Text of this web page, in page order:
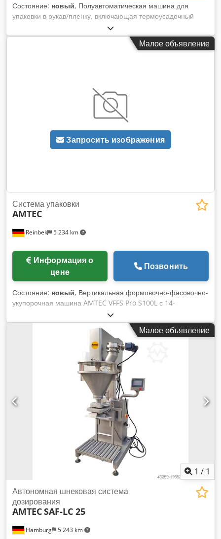
Состояние: новый, Полуавтоматическая машина для
упаковки в рукав/пленку, включающая термоусадочный
туннель для упаковки крупногабаритной продукции.
Технические данные рукавного пакера: Макс. Частота
цикла машины на холостом ходу: 10 циклов/минуту; Макс.
воздух: макс. 0,6 МПа; Расход сжатого воздуха: 0,1м³/мин;
Размеры: Д1100xШ1100xВ2250 мм. Технические данные
термоусадочного туннеля: Подходящая пленка:
полиэтиленовая или ПВХ-пленка; Макс. подходящий
размер продукта: Ш450xВ350 мм; Пропускная способность
макс. 13м/мин; Электропитание: ~380В, 50Гц; Djdpfx Aqev
Hp U Sowjkr Потребляемая мощность: 24 кВт; Размеры:
Малое объявление
Запросить изображения
Reinbek 5 234 km
Система упаковки
AMTEC
цене
Позвонить
Состояние: новый, Вертикальная формовочно-фасовочно-
укупорочная машина AMTEC VFFS Pro S100L с 14-
головочным мультиголовочным дозатором, Z-конвейером,
платформой, разгрузочным конвейером и накопительным
столом. Для мешков длиной 50-300 мм (одинарная
протяжка) и шириной 80-240 мм; Частота вращения
упаковочной машины в режиме ожидания: макс. 100
циклов/минуту, запечатывающий узел с серводвигателем.
Весовой блок с 14 весовыми головками объемом 1,3 литра
каждая. Оснащен сборным контейнером для увеличения
скорости упаковки; Макс. Скорость машины на холостом
ходу: 120 циклов/мин; Диапазон взвешивания: 10-3000 г;
Точность +/-0,1-2,0 г; Детали, контактирующие с продуктом,
изготовлены из стали SUS304. Новый и с гарантией.
Доступно для немедленной доставки из Рейнбека Dedpfxjv
Hxz Io Aqwskr Дополнительная информация по запросу.
Малое объявление
1 / 1
Hamburg 5 243 km
Автономная шнековая система
дозирования
AMTECSAF-LC 25